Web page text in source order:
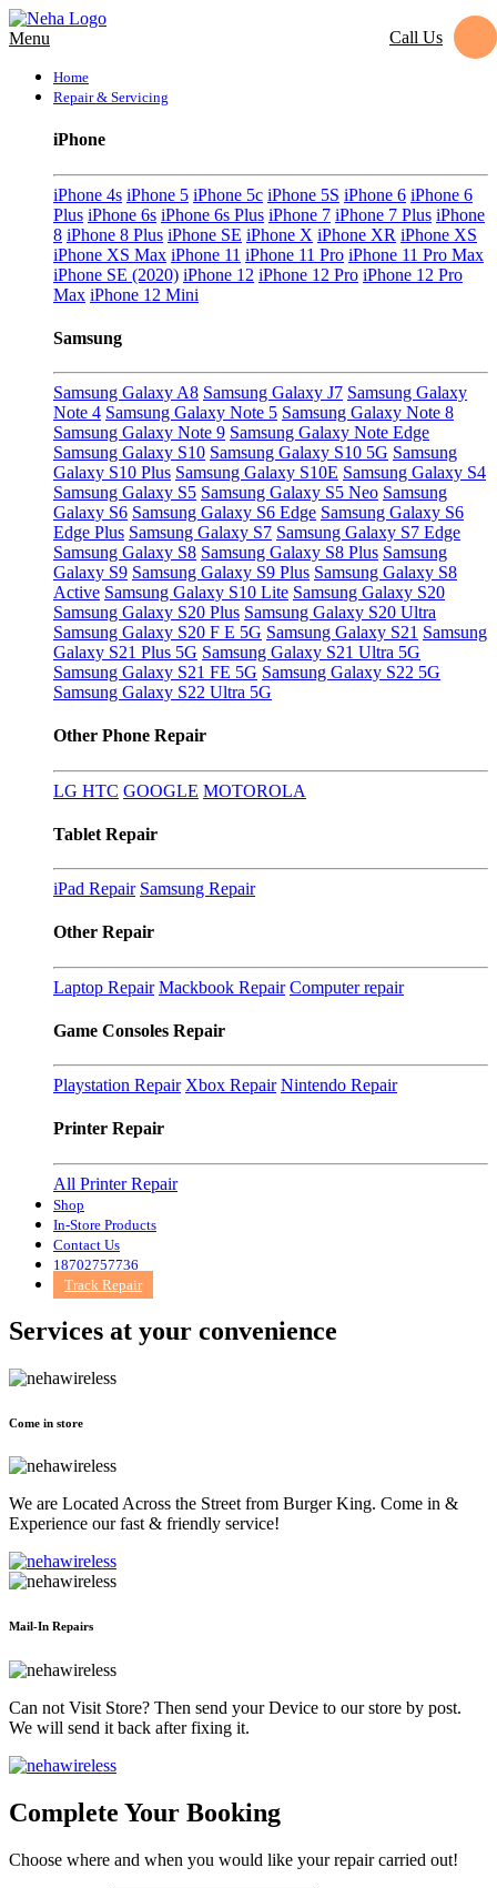
Menu Call Us
Home
Repair & Servicing
iPhone
iPhone 4s iPhone 5 iPhone 5c iPhone 5S iPhone 6 iPhone 6
Plus iPhone 6s iPhone 6s Plus iPhone 7 iPhone 7 Plus iPhone
8 iPhone 8 Plus iPhone SE iPhone X iPhone XR iPhone XS
iPhone XS Max iPhone 11 iPhone 11 Pro iPhone 11 Pro Max
iPhone SE (2020) iPhone 12 iPhone 12 Pro iPhone 12 Pro
Max iPhone 12 Mini
Samsung
Samsung Galaxy A8 Samsung Galaxy J7 Samsung Galaxy
Note 4 Samsung Galaxy Note 5 Samsung Galaxy Note 8
Samsung Galaxy Note 9 Samsung Galaxy Note Edge
Samsung Galaxy S10 Samsung Galaxy S10 5G Samsung
Galaxy S10 Plus Samsung Galaxy S10E Samsung Galaxy S4
Samsung Galaxy S5 Samsung Galaxy S5 Neo Samsung
Galaxy S6 Samsung Galaxy S6 Edge Samsung Galaxy S6
Edge Plus Samsung Galaxy S7 Samsung Galaxy S7 Edge
Samsung Galaxy S8 Samsung Galaxy S8 Plus Samsung
Galaxy S9 Samsung Galaxy S9 Plus Samsung Galaxy S8
Active Samsung Galaxy S10 Lite Samsung Galaxy S20
Samsung Galaxy S20 Plus Samsung Galaxy S20 Ultra
Samsung Galaxy S20 F E 5G Samsung Galaxy S21 Samsung
Galaxy S21 Plus 5G Samsung Galaxy S21 Ultra 5G
Samsung Galaxy S21 FE 5G Samsung Galaxy S22 5G
Samsung Galaxy S22 Ultra 5G
Other Phone Repair
LG HTC GOOGLE MOTOROLA
Tablet Repair
iPad Repair Samsung Repair
Other Repair
Laptop Repair Mackbook Repair Computer repair
Game Consoles Repair
Playstation Repair Xbox Repair Nintendo Repair
Printer Repair
All Printer Repair
Shop
In-Store Products
Contact Us
18702757736
Track Repair
Services at your convenience
Come in store
We are Located Across the Street from Burger King. Come in &
Experience our fast & friendly service!
Mail-In Repairs
Can not Visit Store? Then send your Device to our store by post.
We will send it back after fixing it.
Complete Your Booking
Choose where and when you would like your repair carried out!